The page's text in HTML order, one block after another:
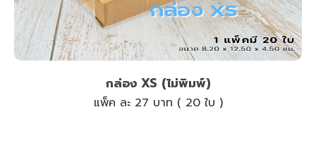
กล่อง XS (ไม่พิมพ์)
แพ็ค ละ 27 บาท ( 20 ใบ )